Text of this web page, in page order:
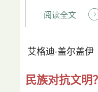
阅读全文
艾格迪·盖尔盖伊
民族对抗文明